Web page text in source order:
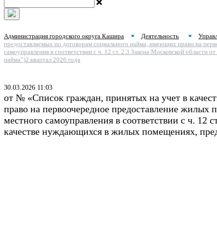
Администрация городского округа Кашира ■ Деятельность ■
предоставляемых по договорам социального найма, имеющих право на
самоуправления в соответствии с ч. 12 ст. 2.3 Закона Московской
найма”)2 квартал 2026 года
30.03.2026 11:03
от № «Список граждан, принятых на учет в
право на первоочередное предоставление
местного самоуправления в соответствии с ч.
качестве нуждающихся в жилых помещениях,